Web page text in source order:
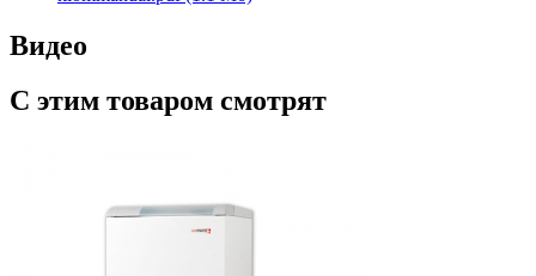
Видео
С этим товаром смотрят